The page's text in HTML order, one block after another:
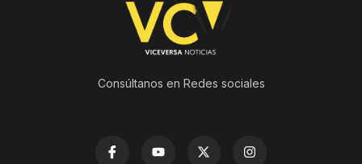
Consúltanos en Redes sociales